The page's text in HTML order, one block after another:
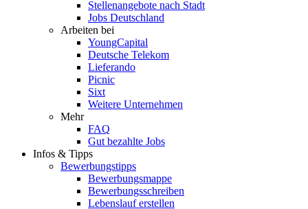
Stellenangebote nach Stadt
Jobs Deutschland
Arbeiten bei
YoungCapital
Deutsche Telekom
Lieferando
Picnic
Sixt
Weitere Unternehmen
Mehr
FAQ
Gut bezahlte Jobs
Infos & Tipps
Bewerbungstipps
Bewerbungsmappe
Bewerbungsschreiben
Lebenslauf erstellen